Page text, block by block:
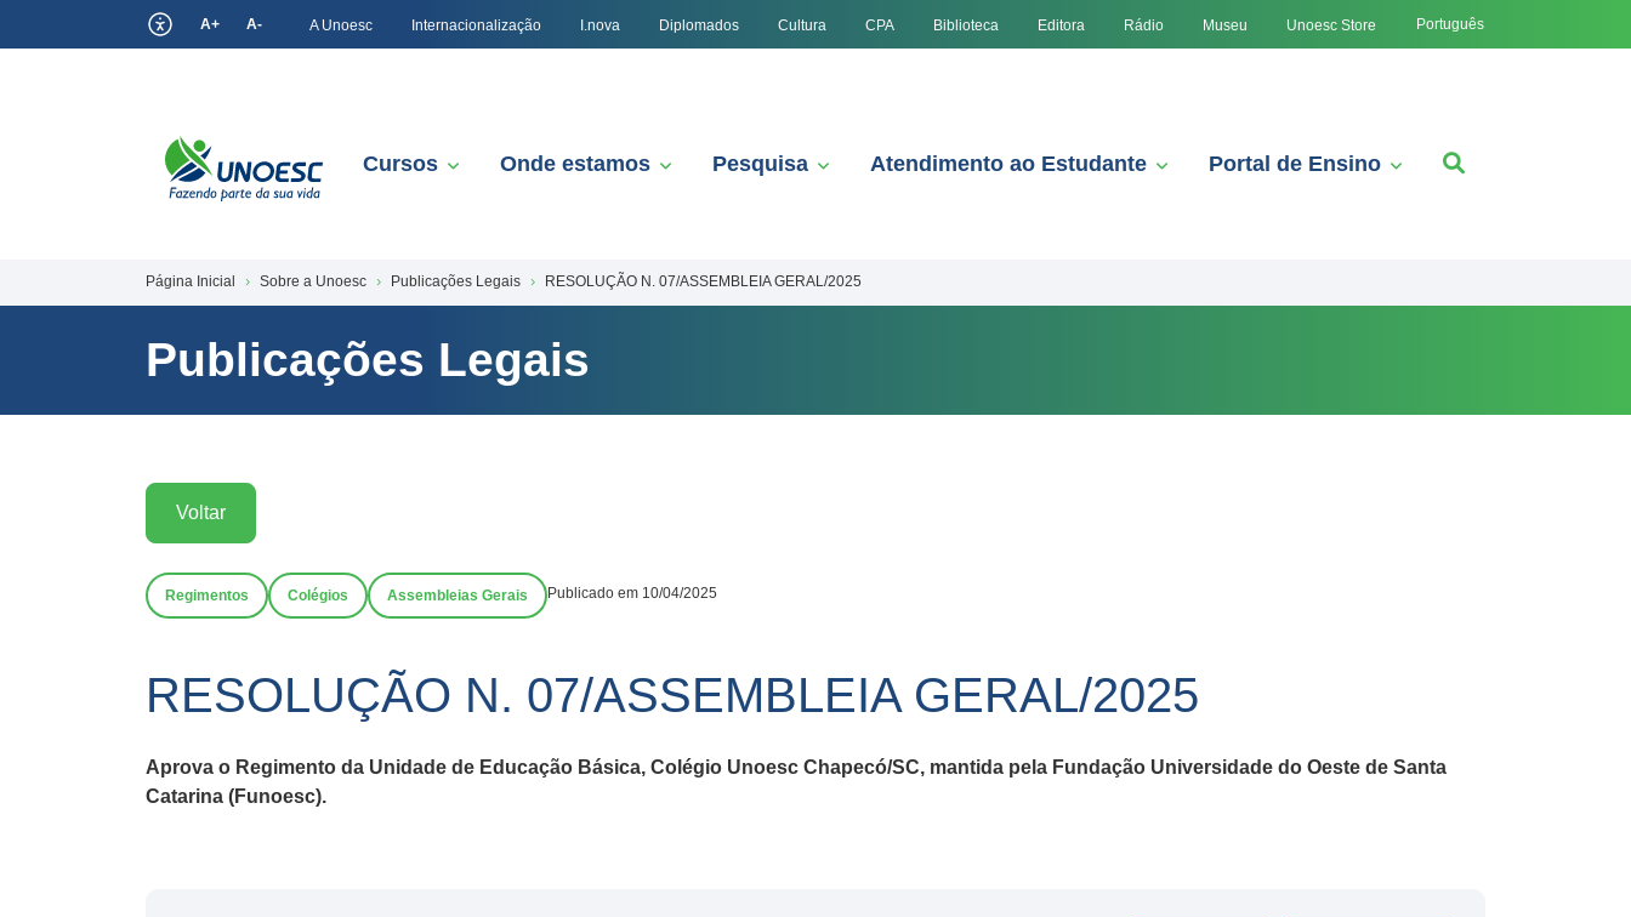
A+ A- A Unoesc Internacionalização I.nova Diplomados Cultura CPA Biblioteca Editora Rádio Museu Unoesc Store Português
Cursos Onde estamos Pesquisa Atendimento ao Estudante Portal de Ensino
Página Inicial Sobre a Unoesc Publicações Legais RESOLUÇÃO N. 07/ASSEMBLEIA GERAL/2025
Publicações Legais
Voltar
Regimentos Colégios Assembleias Gerais Publicado em 10/04/2025
RESOLUÇÃO N. 07/ASSEMBLEIA GERAL/2025
Aprova o Regimento da Unidade de Educação Básica, Colégio Unoesc Chapecó/SC, mantida pela Fundação Universidade do Oeste de Santa
Catarina (Funoesc).